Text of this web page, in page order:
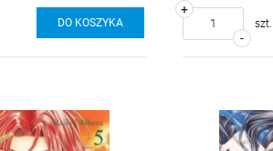
DO KOSZYKA
-
+
szt.